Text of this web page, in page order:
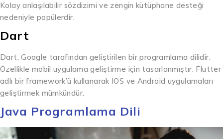
Kolay anlaşılabilir sözdizimi ve zengin kütüphane desteği
nedeniyle popülerdir.
Dart
Dart, Google tarafından geliştirilen bir programlama dilidir.
Özellikle mobil uygulama geliştirme için tasarlanmıştır. Flutter
adlı bir framework’ü kullanarak IOS ve Android uygulamaları
geliştirmek mümkündür.
Java Programlama Dili